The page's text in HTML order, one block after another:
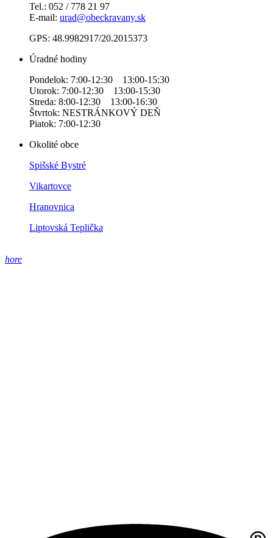
Tel.: 052 / 778 21 97
E-mail: urad@obeckravany.sk
GPS: 48.9982917/20.2015373
Úradné hodiny
Pondelok: 7:00-12:30 13:00-15:30
Utorok: 7:00-12:30 13:00-15:30
Streda: 8:00-12:30 13:00-16:30
Štvrtok: NESTRÁNKOVÝ DEŇ
Piatok: 7:00-12:30
Okolité obce
Spišské Bystré
Vikartovce
Hranovnica
Liptovská Teplička
hore